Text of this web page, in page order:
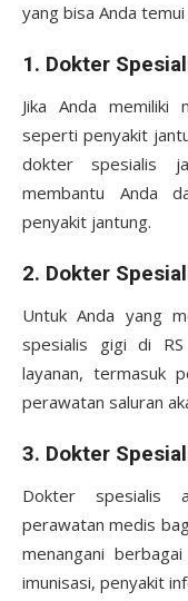
yang bisa Anda
1. Dokter
Jika Anda memiliki
seperti penyakit
dokter spesialis
membantu Anda
penyakit jantung.
2. Dokter
Untuk Anda yang
spesialis gigi di RS
layanan, termasuk
perawatan saluran
3. Dokter
Dokter spesialis
perawatan medis
menangani
imunisasi, penyakit